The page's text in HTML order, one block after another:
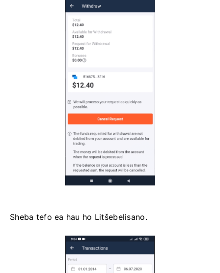
Sheba tefo ea hau ho Litšebelisano.